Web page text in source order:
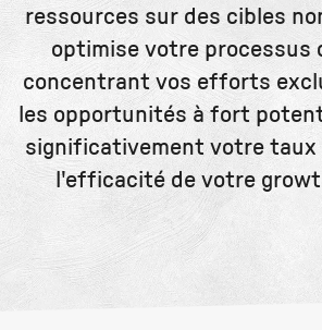
ressources sur des cibles
optimise votre processus
concentrant vos efforts
les opportunités à fort
significativement votre taux
l'efficacité de votre